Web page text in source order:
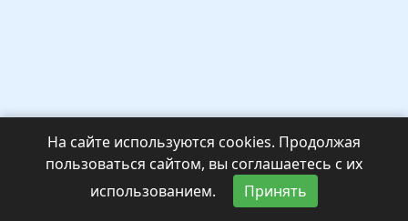
На сайте используются cookies. Продолжая
пользоваться сайтом, вы соглашаетесь с их
использованием.
Принять